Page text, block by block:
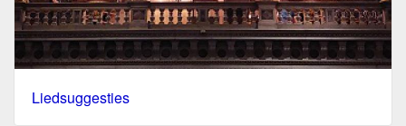
Liedsuggesties